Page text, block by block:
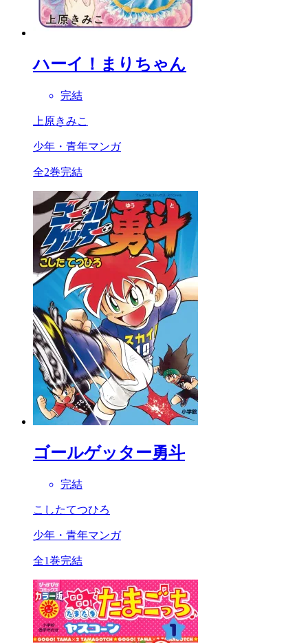
ハーイ！まりちゃん
完結
上原きみこ
少年・青年マンガ
全2巻完結
ゴールゲッター勇斗
完結
こしたてつひろ
少年・青年マンガ
全1巻完結